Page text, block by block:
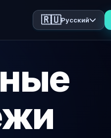
🇷🇺Русский